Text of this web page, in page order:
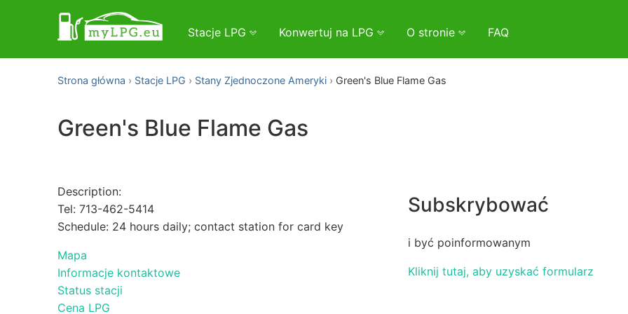
Stacje LPG Konwertuj na LPG O stronie FAQ
Strona główna Stacje LPG Stany Zjednoczone Ameryki Green's Blue Flame Gas
Green's Blue Flame Gas
Description:
Tel: 713-462-5414
Schedule: 24 hours daily; contact station for card key
Mapa
Informacje kontaktowe
Status stacji
Cena LPG
Subskrybować
i być poinformowanym
Kliknij tutaj, aby uzyskać formularz